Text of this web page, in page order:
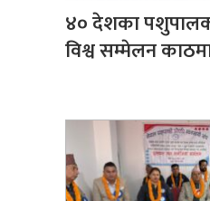
४० देशका
विश्व सम्मेलन